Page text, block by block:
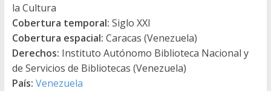
la Cultura
Cobertura temporal: Siglo XXI
Cobertura espacial: Caracas (Venezuela)
Derechos: Instituto Autónomo Biblioteca Nacional y
de Servicios de Bibliotecas (Venezuela)
País: Venezuela